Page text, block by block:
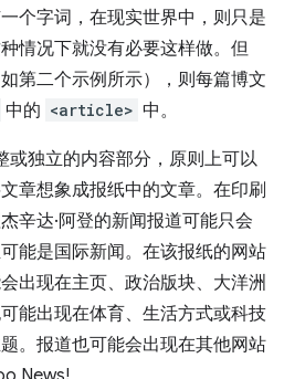
个字词，在现实世界中，则只是
情况下就没有必要这样做。但
第二个示例所示），则每篇博文
中的 <article> 中。
或独立的内容部分，原则上可以
章想象成报纸中的文章。在印刷
辛达·阿登的新闻报道可能只会
能是国际新闻。在该报纸的网站
出现在主页、政治版块、大洋洲
能出现在体育、生活方式或科技
。报道也可能会出现在其他网站